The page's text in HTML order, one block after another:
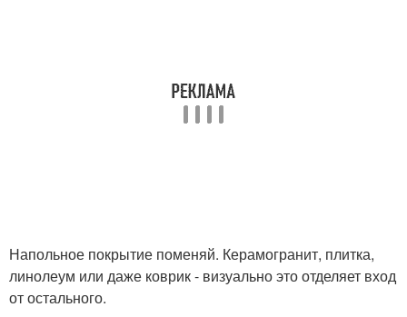
Напольное покрытие поменяй. Керамогранит, плитка,
линолеум или даже коврик - визуально это отделяет вход
от остального.